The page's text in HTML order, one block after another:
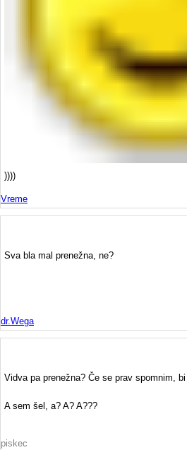
))))
Vreme
Sva bla mal prenežna, ne?
dr.Wega
Vidva pa prenežna? Če se prav spomnim,
A sem šel, a? A? A???
piskec